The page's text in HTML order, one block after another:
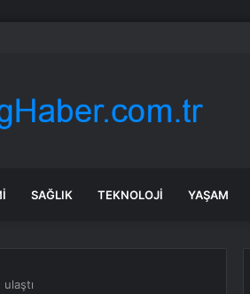
Avrupa’da enerji krizi
SAĞLIK TEKNOLOJI YAŞAM
ulaştı